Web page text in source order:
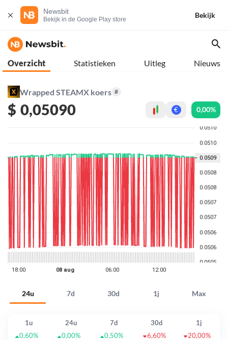
Newsbit
Bekijk in de Google Play store
Bekijk
Overzicht Statistieken Uitleg Nieuws
Wrapped STEAMX koers #
$ 0,05090 € 0,00%
24u 7d 30d 1j Max
1u 24u 7d 30d
1j
0,60%
0,00% 0,50% 6,60% 20,00%